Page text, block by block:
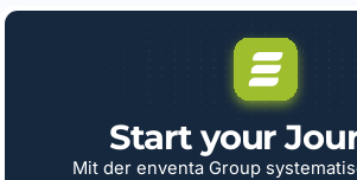
Start your
Mit der enventa Group